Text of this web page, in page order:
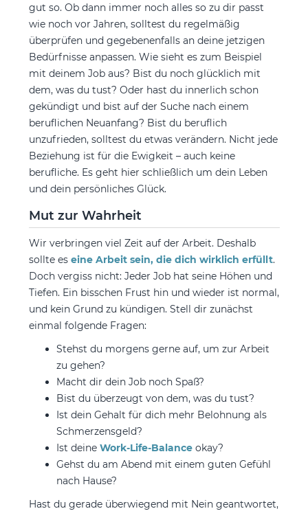
gut so. Ob dann immer noch alles so zu dir passt
wie noch vor Jahren, solltest du regelmäßig
überprüfen und gegebenenfalls an deine jetzigen
Bedürfnisse anpassen. Wie sieht es zum Beispiel
mit deinem Job aus? Bist du noch glücklich mit
dem, was du tust? Oder hast du innerlich schon
gekündigt und bist auf der Suche nach einem
beruflichen Neuanfang? Bist du beruflich
unzufrieden, solltest du etwas verändern. Nicht jede
Beziehung ist für die Ewigkeit – auch keine
berufliche. Es geht hier schließlich um dein Leben
und dein persönliches Glück.
Mut zur Wahrheit
Wir verbringen viel Zeit auf der Arbeit. Deshalb
sollte es eine Arbeit sein, die dich wirklich erfüllt.
Doch vergiss nicht: Jeder Job hat seine Höhen und
Tiefen. Ein bisschen Frust hin und wieder ist normal,
und kein Grund zu kündigen. Stell dir zunächst
einmal folgende Fragen:
Stehst du morgens gerne auf, um zur Arbeit
zu gehen?
Macht dir dein Job noch Spaß?
Bist du überzeugt von dem, was du tust?
Ist dein Gehalt für dich mehr Belohnung als
Schmerzensgeld?
Ist deine Work-Life-Balanceokay?
Gehst du am Abend mit einem guten Gefühl
nach Hause?
Hast du gerade überwiegend mit Nein geantwortet,